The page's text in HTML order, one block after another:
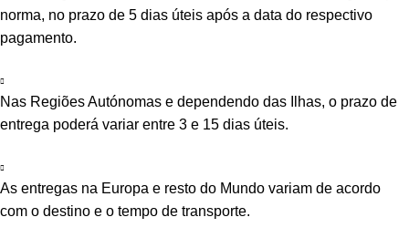
norma, no prazo de 5 dias úteis após a data do respectivo
pagamento.
Nas Regiões Autónomas e dependendo das Ilhas, o prazo de
entrega poderá variar entre 3 e 15 dias úteis.
As entregas na Europa e resto do Mundo variam de acordo
com o destino e o tempo de transporte.